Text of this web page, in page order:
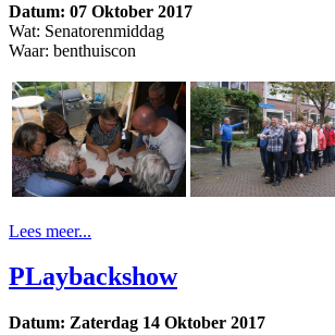
Datum: 07 Oktober 2017
Wat: Senatorenmiddag
Waar: benthuiscon
Lees meer...
PLaybackshow
Datum: Zaterdag 14 Oktober 2017